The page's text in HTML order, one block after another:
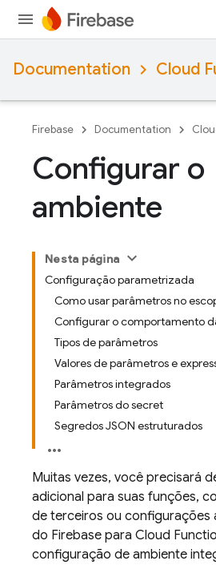
Documentation Cloud
Firebase Documentation
Configurar o
ambiente
Nesta página
Configuração parametrizada
Como usar parâmetros no
Configurar o comportamento
Tipos de parâmetros
Valores de parâmetros e
Parâmetros integrados
Parâmetros do secret
Segredos JSON estruturados
Muitas vezes, você precisará
adicional para suas funções,
de terceiros ou configurações
do Firebase para Cloud
configuração de ambiente